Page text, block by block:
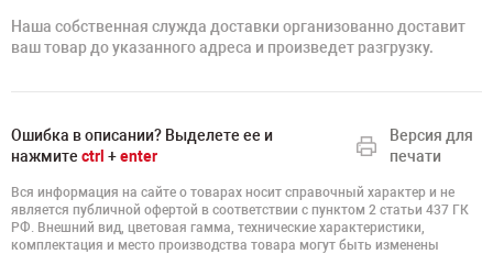
Наша собственная служда доставки организованно доставит
ваш товар до указанного адреса и произведет разгрузку.
Ошибка в описании? Выделете ее и
нажмите ctrl +enter
Версия для
печати
Вся информация на сайте о товарах носит справочный характер и не
является публичной офертой в соответствии с пунктом 2 статьи 437 ГК
РФ. Внешний вид, цветовая гамма, технические характеристики,
комплектация и место производства товара могут быть изменены